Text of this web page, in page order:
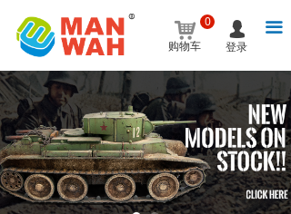
끀
낙
购物车
0 넙
登录